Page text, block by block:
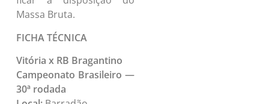
Massa Bruta.
FICHA TÉCNICA
Vitória x RB Bragantino
Campeonato Brasileiro —
30ª rodada